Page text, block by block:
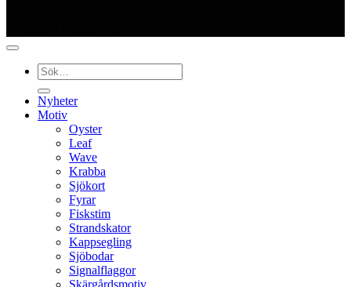
Sök
efter:
Nyheter
Motiv
Oyster
Leaf
Wave
Krabba
Sjökort
Fyrar
Fiskstim
Strandskator
Kappsegling
Sjöbodar
Signalflaggor
Skärgårdsmotiv